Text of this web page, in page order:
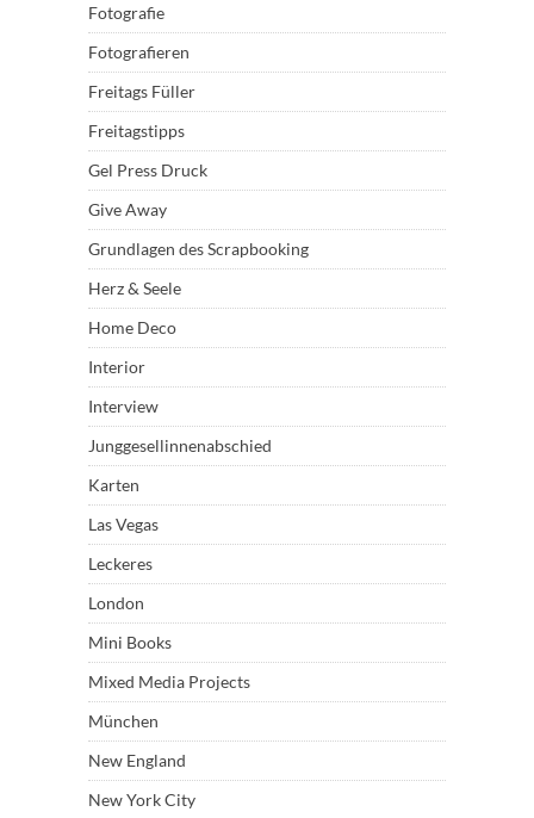
Fotografie
Fotografieren
Freitags Füller
Freitagstipps
Gel Press Druck
Give Away
Grundlagen des Scrapbooking
Herz & Seele
Home Deco
Interior
Interview
Junggesellinnenabschied
Karten
Las Vegas
Leckeres
London
Mini Books
Mixed Media Projects
München
New England
New York City